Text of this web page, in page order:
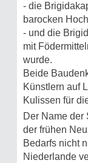
- die
barocken
- und die
mit
wurde.
Beide
Künstlern auf
Kulissen für
Der Name der
der frühen
Bedarfs nicht
Niederlande